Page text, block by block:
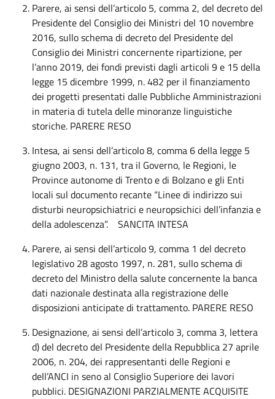
Parere, ai sensi dell’articolo 5, comma 2, del decreto del
Presidente del Consiglio dei Ministri del 10 novembre
2016, sullo schema di decreto del Presidente del
Consiglio dei Ministri concernente ripartizione, per
l’anno 2019, dei fondi previsti dagli articoli 9 e 15 della
legge 15 dicembre 1999, n. 482 per il finanziamento
dei progetti presentati dalle Pubbliche Amministrazioni
in materia di tutela delle minoranze linguistiche
storiche. PARERE RESO
Intesa, ai sensi dell’articolo 8, comma 6 della legge 5
giugno 2003, n. 131, tra il Governo, le Regioni, le
Province autonome di Trento e di Bolzano e gli Enti
locali sul documento recante “Linee di indirizzo sui
disturbi neuropsichiatrici e neuropsichici dell’infanzia e
della adolescenza”. SANCITA INTESA
Parere, ai sensi dell’articolo 9, comma 1 del decreto
legislativo 28 agosto 1997, n. 281, sullo schema di
decreto del Ministro della salute concernente la banca
dati nazionale destinata alla registrazione delle
disposizioni anticipate di trattamento. PARERE RESO
Designazione, ai sensi dell’articolo 3, comma 3, lettera
d) del decreto del Presidente della Repubblica 27 aprile
2006, n. 204, dei rappresentanti delle Regioni e
dell’ANCI in seno al Consiglio Superiore dei lavori
pubblici. DESIGNAZIONI PARZIALMENTE ACQUISITE